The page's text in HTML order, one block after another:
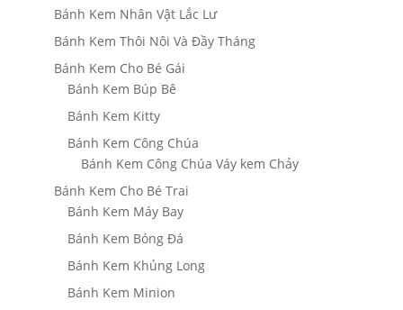
Bánh Kem Nhân Vật Lắc Lư
Bánh Kem Thôi Nôi Và Đầy Tháng
Bánh Kem Cho Bé Gái
Bánh Kem Búp Bê
Bánh Kem Kitty
Bánh Kem Công Chúa
Bánh Kem Công Chúa Váy kem Chảy
Bánh Kem Cho Bé Trai
Bánh Kem Máy Bay
Bánh Kem Bóng Đá
Bánh Kem Khủng Long
Bánh Kem Minion